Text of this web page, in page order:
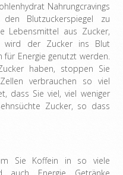
Nahrungcravings
Blutzuckerspiegel zu
Lebensmittel aus Zucker,
wird der Zucker ins Blut
Energie genutzt werden.
haben, stoppen Sie
verbrauchen so viel
dass Sie viel, viel weniger
Zucker, so dass
Sie Koffein in so viele